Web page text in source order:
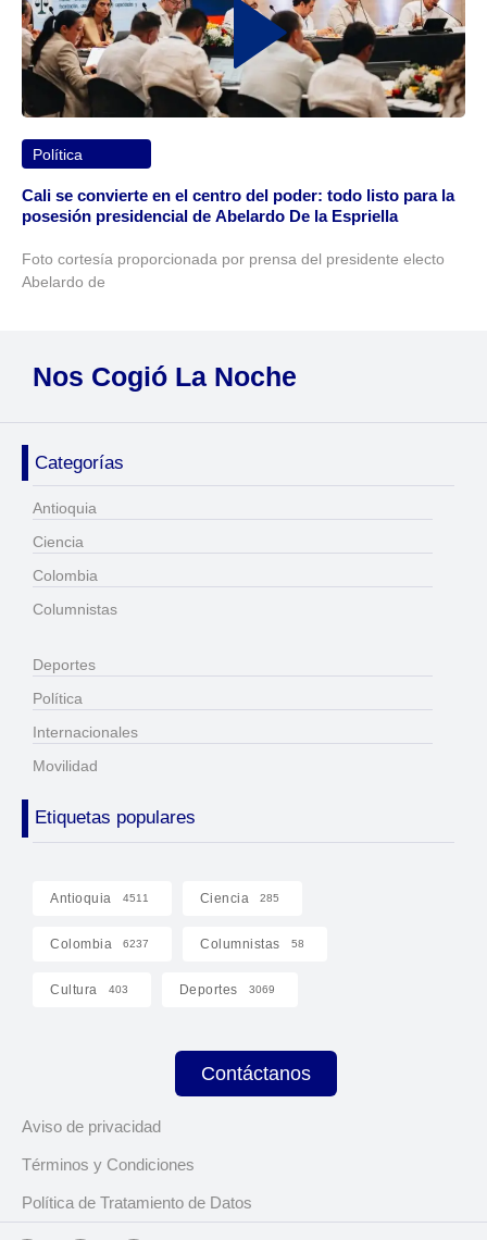
Política
Cali se convierte en el centro del poder: todo listo para la
posesión presidencial de Abelardo De la Espriella
Foto cortesía proporcionada por prensa del presidente electo
Abelardo de
Nos Cogió La Noche
Categorías
Antioquia
Ciencia
Colombia
Columnistas
Deportes
Política
Internacionales
Movilidad
Etiquetas populares
Antioquia 4511 Ciencia 285
Colombia 6237 Columnistas 58
Cultura 403 Deportes 3069
Contáctanos
Aviso de privacidad
Términos y Condiciones
Política de Tratamiento de Datos